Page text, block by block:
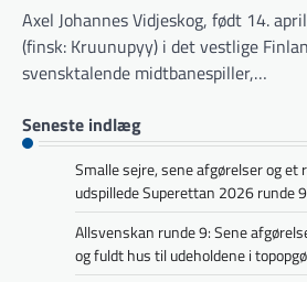
Axel Johannes Vidjeskog, født 14.
(finsk: Kruunupyy) i det vestlige
svensktalende midtbanespiller,…
Seneste indlæg
Smalle sejre, sene afgørelser og et
udspillede Superettan 2026 runde
Allsvenskan runde 9: Sene
og fuldt hus til udeholdene i